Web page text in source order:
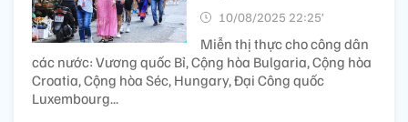
10/08/2025 22:25’
Miễn thị thực cho công dân
các nước: Vương quốc Bỉ, Cộng hòa Bulgaria, Cộng hòa
Croatia, Cộng hòa Séc, Hungary, Đại Công quốc
Luxembourg...